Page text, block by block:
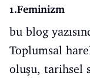
1.Feminizm
bu blog
Toplumsal
oluşu, tarihsel